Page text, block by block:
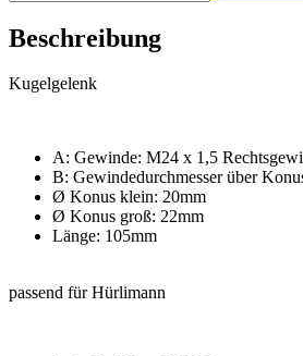
Beschreibung
Kugelgelenk
A: Gewinde: M24 x 1,5
B: Gewindedurchmesser über
Ø Konus klein: 20mm
Ø Konus groß: 22mm
Länge: 105mm
passend für Hürlimann